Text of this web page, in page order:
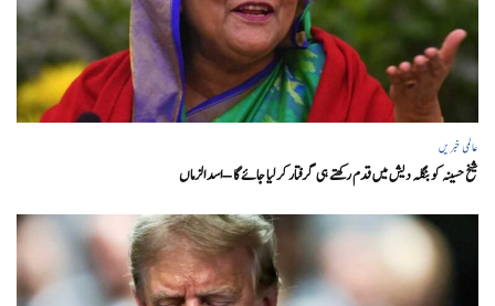
عالمی خبریں
شیخ حسینہ کو بنگلہ دیش میں قدم رکھتے ہی گرفتار کر لیا جائے گا – اسد الزماں